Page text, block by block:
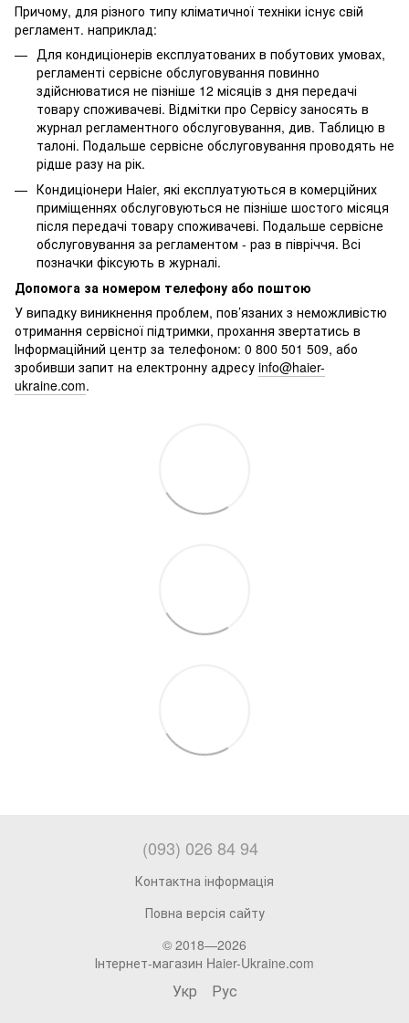
Причому, для різного типу кліматичної техніки існує свій
регламент. наприклад:
Для кондиціонерів експлуатованих в побутових умовах,
регламенті сервісне обслуговування повинно
здійснюватися не пізніше 12 місяців з дня передачі
товару споживачеві. Відмітки про Сервісу заносять в
журнал регламентного обслуговування, див. Таблицю в
талоні. Подальше сервісне обслуговування проводять не
рідше разу на рік.
Кондиціонери Haier, які експлуатуються в комерційних
приміщеннях обслуговуються не пізніше шостого місяця
після передачі товару споживачеві. Подальше сервісне
обслуговування за регламентом - раз в півріччя. Всі
позначки фіксують в журналі.
Допомога за номером телефону або поштою
У випадку виникнення проблем, пов’язаних з неможливістю
отримання сервісної підтримки, прохання звертатись в
Інформаційний центр за телефоном: 0 800 501 509, або
зробивши запит на електронну адресу info@haier-
ukraine.com.
(093) 026 84 94
Контактна інформація
Повна версія сайту
© 2018—2026
Інтернет-магазин Haier-Ukraine.com
Укр Рус